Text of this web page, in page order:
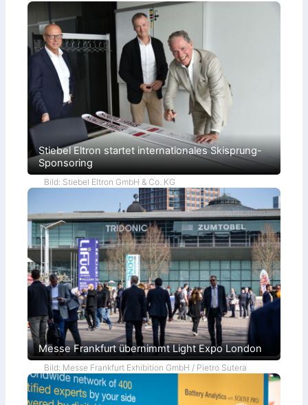
Stiebel Eltron startet internationales Skisprung-
Sponsoring
Bild: Stiebel Eltron GmbH & Co. KG
Messe Frankfurt übernimmt Light Expo London
Bild: Messe Frankfurt Exhibition GmbH / Pietro Sutera